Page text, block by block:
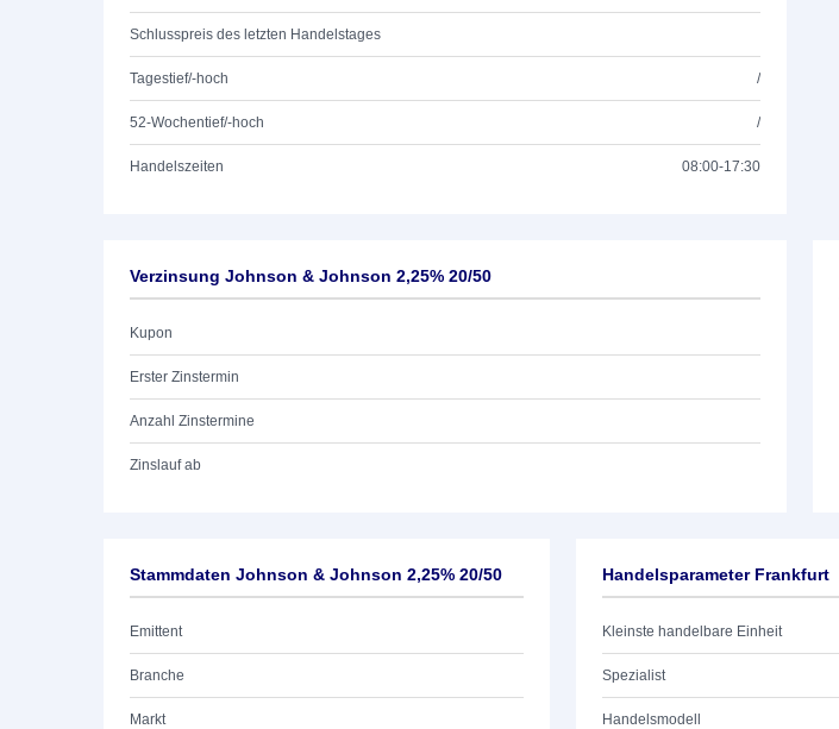
Schlusspreis des letzten Handelstages
Tagestief/-hoch /
52-Wochentief/-hoch /
Handelszeiten 08:00-17:30
Verzinsung Johnson & Johnson 2,25% 20/50
Kupon
Erster Zinstermin
Anzahl Zinstermine
Zinslauf ab
Stammdaten Johnson & Johnson 2,25% 20/50
Emittent
Branche
Markt
Handelsparameter Frankfurt
Kleinste handelbare Einheit
Spezialist
Handelsmodell